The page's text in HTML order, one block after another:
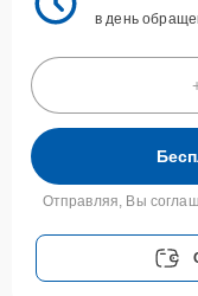
в день
Отправляя, Вы